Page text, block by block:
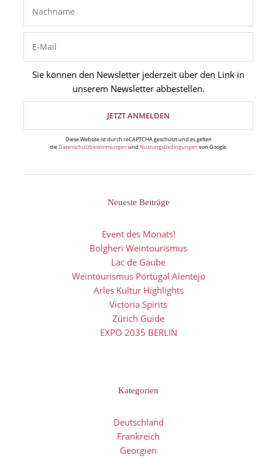
Sie können den Newsletter jederzeit über den Link in
unserem Newsletter abbestellen.
Diese Website ist durch reCAPTCHA geschützt und es gelten
die Datenschutzbestimmungen und Nutzungsbedingungen von Google.
Neueste Beiträge
Event des Monats!
Bolgheri Weintourismus
Lac de Gaube
Weintourismus Portugal Alentejo
Arles Kultur Highlights
Victoria Spirits
Zürich Guide
EXPO 2035 BERLIN
Kategorien
Deutschland
Frankreich
Georgien